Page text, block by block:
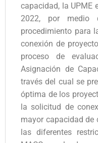
capacidad, la UPME
2022, por
procedimiento para
conexión de
proceso de
Asignación de
través del cual se
óptima de los
la solicitud de
mayor capacidad de
las diferentes